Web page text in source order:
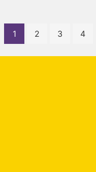
1 2 3 4